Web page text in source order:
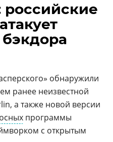
обнаружили
ранее неизвестной
а также новой версии
программы
с открытым